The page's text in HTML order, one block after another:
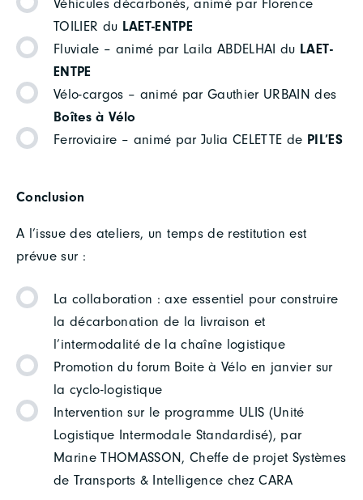
Véhicules décarbonés, animé par Florence
TOILIER du LAET-ENTPE
Fluviale – animé par Laila ABDELHAI du LAET-
ENTPE
Vélo-cargos – animé par Gauthier URBAIN des
Boîtes à Vélo
Ferroviaire – animé par Julia CELETTE de PIL’ES
Conclusion
A l’issue des ateliers, un temps de restitution est
prévue sur :
La collaboration : axe essentiel pour construire
la décarbonation de la livraison et
l’intermodalité de la chaîne logistique
Promotion du forum Boite à Vélo en janvier sur
la cyclo-logistique
Intervention sur le programme ULIS (Unité
Logistique Intermodale Standardisé), par
Marine THOMASSON, Cheffe de projet Systèmes
de Transports & Intelligence chez CARA